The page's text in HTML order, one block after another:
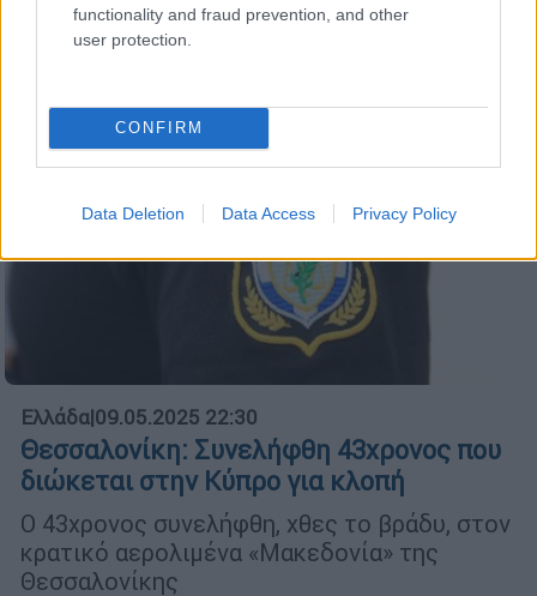
functionality and fraud prevention, and other
user protection.
CONFIRM
Data Deletion Data Access Privacy Policy
Ελλάδα|09.05.2025 22:30
Θεσσαλονίκη: Συνελήφθη 43χρονος που
διώκεται στην Κύπρο για κλοπή
Ο 43χρονος συνελήφθη, χθες το βράδυ, στον
κρατικό αερολιμένα «Μακεδονία» της
Θεσσαλονίκης